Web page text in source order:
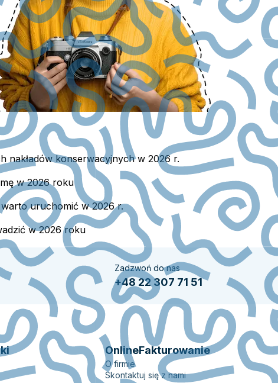
nakładów konserwacyjnych w 2026 r.
w 2026 roku
uruchomić w 2026 r.
w 2026 roku
Zadzwoń do nas
+48 22 307 71 51
OnlineFakturowanie
O firmie
Skontaktuj się z nami